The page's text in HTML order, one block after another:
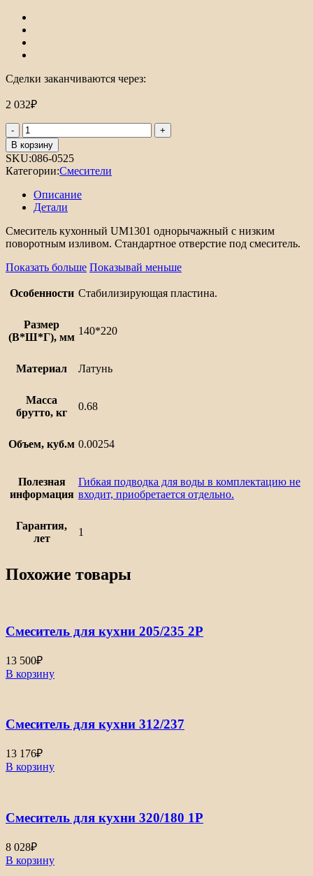
Сделки заканчиваются через:
2 032₽
Количество
товара
Смеситель
для
кухни
UM1301
В корзину
SKU:086-0525
Категории:Смесители
Описание
Детали
Смеситель кухонный UM1301 однорычажный с низким
поворотным изливом. Стандартное отверстие под смеситель.
Показать больше Показывай меньше
Особенности Стабилизирующая пластина.
Размер
(В*Ш*Г), мм
140*220
Материал Латунь
Масса
брутто, кг
0.68
Объем, куб.м 0.00254
Полезная
информация
Гибкая подводка для воды в комплектацию не
входит, приобретается отдельно.
Гарантия,
лет
1
Похожие товары
Смеситель для кухни 205/235 2Р
13 500₽
В корзину
Смеситель для кухни 312/237
13 176₽
В корзину
Смеситель для кухни 320/180 1Р
8 028₽
В корзину